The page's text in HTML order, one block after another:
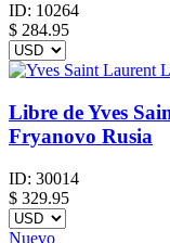
ID: 10264
$ 284.95
Libre de Yves
Fryanovo Rusia
ID: 30014
$ 329.95
Nuevo